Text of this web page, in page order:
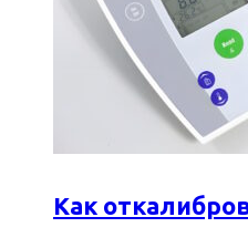
Как